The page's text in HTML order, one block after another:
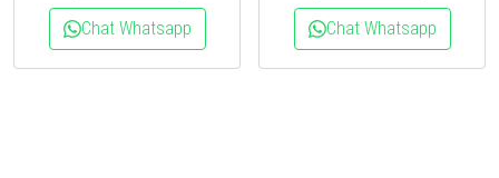
Chat Whatsapp Chat Whatsapp